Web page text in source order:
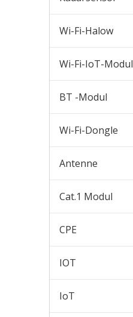
Wi-Fi-Halow
Wi-Fi-IoT-Modul
BT -Modul
Wi-Fi-Dongle
Antenne
Cat.1 Modul
CPE
IOT
IoT